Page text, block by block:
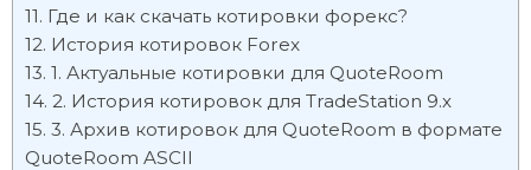
Где и как скачать котировки форекс?
История котировок Forex
1. Актуальные котировки для QuoteRoom
2. История котировок для TradeStation 9.х
3. Архив котировок для QuoteRoom в формате
QuoteRoom ASCII